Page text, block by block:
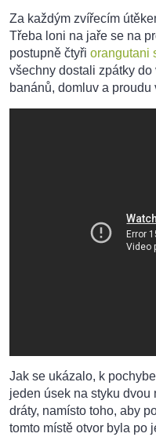
Za každým zvířecím
Třeba loni na jaře se na
postupně čtyři orangutani
všechny dostali zpátky
banánů, domluv a
Jak se ukázalo, k
jeden úsek na styku dvou
dráty, namísto toho, aby
tomto místě otvor byla po